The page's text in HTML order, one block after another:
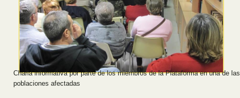
Charla informativa por parte de los miembros de la Plataforma en una de las
poblaciones afectadas